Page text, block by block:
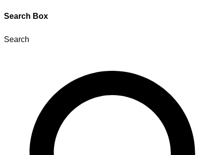
Search Box
Search